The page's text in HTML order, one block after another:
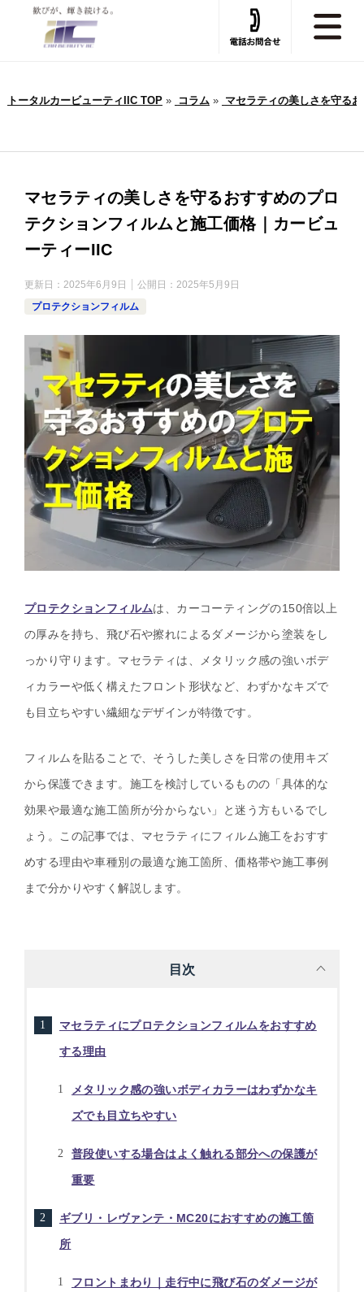
トータルカービューティIIC TOP» コラム» マセラティの美しさを守る
マセラティの美しさを守るおすすめのプロ
テクションフィルムと施工価格｜カービュ
ーティーIIC
更新日： 2025年6月9日 公開日： 2025年5月9日
プロテクションフィルム
プロテクションフィルムは、カーコーティングの150倍以上
の厚みを持ち、飛び石や擦れによるダメージから塗装をし
っかり守ります。マセラティは、メタリック感の強いボデ
ィカラーや低く構えたフロント形状など、わずかなキズで
も目立ちやすい繊細なデザインが特徴です。
フィルムを貼ることで、そうした美しさを日常の使用キズ
から保護できます。施工を検討しているものの「具体的な
効果や最適な施工箇所が分からない」と迷う方もいるでし
ょう。この記事では、マセラティにフィルム施工をおすす
めする理由や車種別の最適な施工箇所、価格帯や施工事例
まで分かりやすく解説します。
目次
マセラティにプロテクションフィルムをおすすめ
する理由
メタリック感の強いボディカラーはわずかなキ
ズでも目立ちやすい
普段使いする場合はよく触れる部分への保護が
重要
ギブリ・レヴァンテ・MC20におすすめの施工箇
所
フロントまわり｜走行中に飛び石のダメージが